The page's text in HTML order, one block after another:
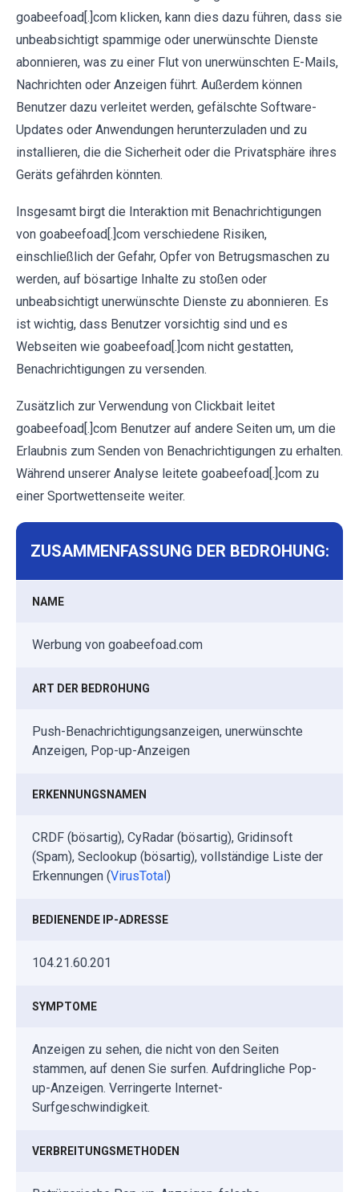
goabeefoad[.]com klicken, kann dies dazu führen, dass sie
unbeabsichtigt spammige oder unerwünschte Dienste
abonnieren, was zu einer Flut von unerwünschten E-Mails,
Nachrichten oder Anzeigen führt. Außerdem können
Benutzer dazu verleitet werden, gefälschte Software-
Updates oder Anwendungen herunterzuladen und zu
installieren, die die Sicherheit oder die Privatsphäre ihres
Geräts gefährden könnten.
Insgesamt birgt die Interaktion mit Benachrichtigungen
von goabeefoad[.]com verschiedene Risiken,
einschließlich der Gefahr, Opfer von Betrugsmaschen zu
werden, auf bösartige Inhalte zu stoßen oder
unbeabsichtigt unerwünschte Dienste zu abonnieren. Es
ist wichtig, dass Benutzer vorsichtig sind und es
Webseiten wie goabeefoad[.]com nicht gestatten,
Benachrichtigungen zu versenden.
Zusätzlich zur Verwendung von Clickbait leitet
goabeefoad[.]com Benutzer auf andere Seiten um, um die
Erlaubnis zum Senden von Benachrichtigungen zu erhalten.
Während unserer Analyse leitete goabeefoad[.]com zu
einer Sportwettenseite weiter.
ZUSAMMENFASSUNG DER BEDROHUNG:
NAME
Werbung von goabeefoad.com
ART DER BEDROHUNG
Push-Benachrichtigungsanzeigen, unerwünschte
Anzeigen, Pop-up-Anzeigen
ERKENNUNGSNAMEN
CRDF (bösartig), CyRadar (bösartig), Gridinsoft
(Spam), Seclookup (bösartig), vollständige Liste der
Erkennungen (VirusTotal )
BEDIENENDE IP-ADRESSE
104.21.60.201
SYMPTOME
Anzeigen zu sehen, die nicht von den Seiten
stammen, auf denen Sie surfen. Aufdringliche Pop-
up-Anzeigen. Verringerte Internet-
Surfgeschwindigkeit.
VERBREITUNGSMETHODEN